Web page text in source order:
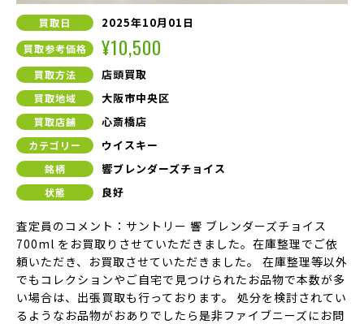
買取日 2025年10月01日
買取参考価格 ¥10,500
買取方法 店頭買取
買取地域 大阪市中央区
買取店舗 心斎橋店
カテゴリー ウイスキー
銘柄 響ブレンダーズチョイス
状態 良好
査定員のコメント：サントリー 響 ブレンダーズチョイス
700ml をお買取りさせていただきました。在庫整理でご依
頼いただき、お買取させていただきました。 在庫整理等以外
でもコレクションやご自宅で見つけられたお品物で本数が多
い場合は、出張買取も行っております。 処分を検討されてい
るようなお品物がおありでしたら是非ファイブニーズにお問